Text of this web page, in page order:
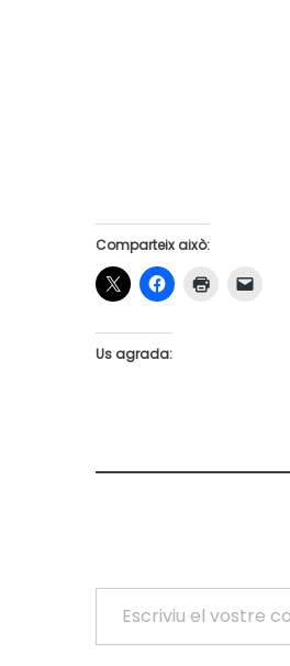
Comparteix això:
Us agrada:
Escriviu el vostre correu electrònic…